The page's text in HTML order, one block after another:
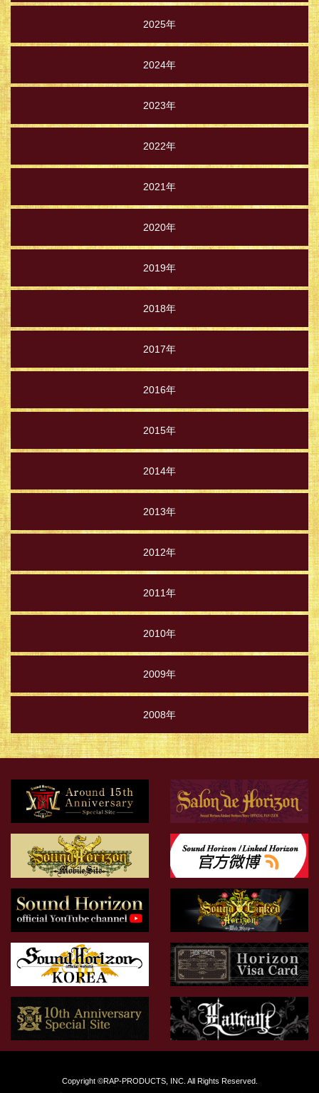
2025年
2024年
2023年
2022年
2021年
2020年
2019年
2018年
2017年
2016年
2015年
2014年
2013年
2012年
2011年
2010年
2009年
2008年
Copyright ©RAP-PRODUCTS, INC. All Rights Reserved.